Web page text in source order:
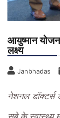
आयुष्मान
लक्ष्य
Janbhadas
नेशनल डॉक्टर्स